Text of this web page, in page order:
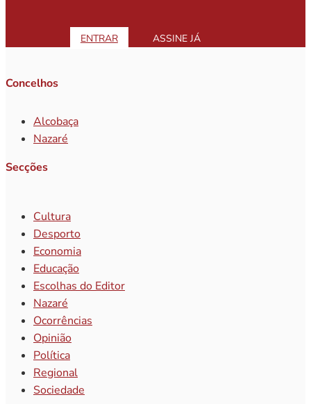
ENTRAR ASSINE JÁ
Concelhos
Alcobaça
Nazaré
Secções
Cultura
Desporto
Economia
Educação
Escolhas do Editor
Nazaré
Ocorrências
Opinião
Política
Regional
Sociedade